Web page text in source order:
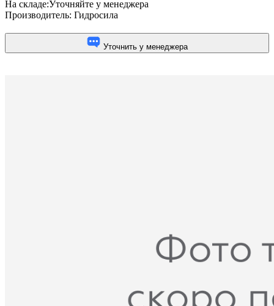
На складе:Уточняйте у менеджера
Производитель: Гидросила
Уточнить у менеджера